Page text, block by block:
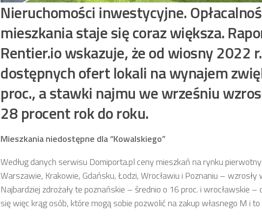
Nieruchomości inwestycyjne.
mieszkania staje się coraz większa.
Rentier.io wskazuje, że od wiosny 2022
dostępnych ofert lokali na wynajem
proc., a stawki najmu we wrześniu
28 procent rok do roku.
Mieszkania niedostępne dla “Kowalskiego”
Według danych serwisu Domiporta.pl ceny mieszkań na rynku
Warszawie, Krakowie, Gdańsku, Łodzi, Wrocławiu i Poznaniu – wzrosły
Najbardziej zdrożały te poznańskie – średnio o 16 proc. i wrocławskie
się więc krąg osób, które mogą sobie pozwolić na zakup własnego M i